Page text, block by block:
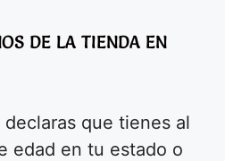
DE LA TIENDA EN
que tienes al
edad en tu estado o